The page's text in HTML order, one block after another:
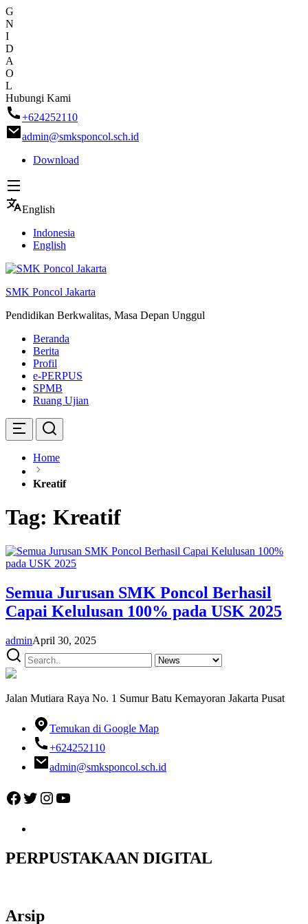
G
N
I
D
A
O
L
Skip
to
content
Hubungi Kami
+624252110
admin@smksponcol.sch.id
Download
English
Indonesia
English
SMK Poncol Jakarta
Pendidikan Berkwalitas, Masa Depan Unggul
Beranda
Berita
Profil
e-PERPUS
SPMB
Ruang Ujian
Home
Kreatif
Tag: Kreatif
Semua Jurusan SMK Poncol Berhasil
Capai Kelulusan 100% pada USK 2025
adminApril 30, 2025
Jalan Mutiara Raya No. 1 Sumur Batu Kemayoran Jakarta Pusat
Temukan di Google Map
+624252110
admin@smksponcol.sch.id
Facebook
Twitter
Instagram
YouTube
PERPUSTAKAAN DIGITAL
Arsip